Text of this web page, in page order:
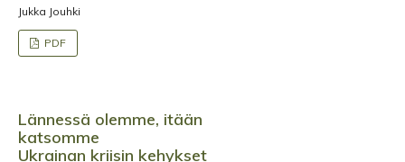
Jukka Jouhki
PDF
Lännessä olemme, itään
katsomme
Ukrainan kriisin kehykset